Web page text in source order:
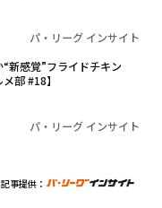
パ・リーグ インサイト
新感覚”フライドチキン
部 #18】
パ・リーグ インサイト
記事提供：